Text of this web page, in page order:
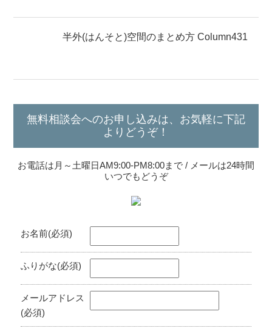
半外(はんそと)空間のまとめ方 Column431
無料相談会へのお申し込みは、お気軽に下記
よりどうぞ！
お電話は月～土曜日AM9:00-PM8:00まで / メールは24時間
いつでもどうぞ
お名前(必須)
ふりがな(必須)
メールアドレス
(必須)